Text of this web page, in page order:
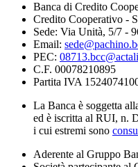
Banca di Credito
Credito Cooperativo -
Sede: Via Unità, 5/7 -
Email:
PEC:
C.F. 00078210895
Partita IVA
La Banca è soggetta
ed è iscritta al RUI, n.
i cui estremi sono
Aderente al Gruppo